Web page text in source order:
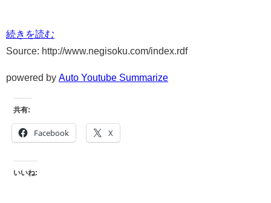
続きを読む
Source: http://www.negisoku.com/index.rdf
powered by Auto Youtube Summarize
共有:
Facebook X
いいね: